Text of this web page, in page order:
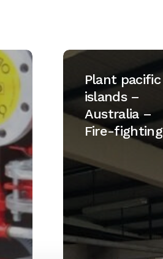
Plant
pacific
islands
Australia
fighting
Plant pacific
islands –
Australia –
Fire-fighting